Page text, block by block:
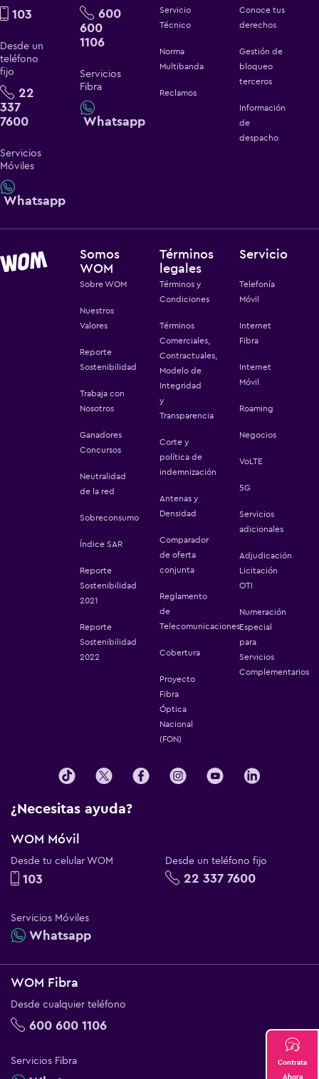
103
Desde un
teléfono
fijo
22
337
7600
Servicios
Móviles
Whatsapp
600
600
1106
Servicios
Fibra
Whatsapp
Servicio
Técnico
Norma
Multibanda
Reclamos
Conoce tus
derechos
Gestión de
bloqueo
terceros
Información
de
despacho
Somos
WOM
Sobre WOM
Nuestros
Valores
Reporte
Sostenibilidad
Trabaja con
Nosotros
Ganadores
Concursos
Neutralidad
de la red
Sobreconsumo
Índice SAR
Reporte
Sostenibilidad
2021
Reporte
Sostenibilidad
2022
Términos
legales
Términos y
Condiciones
Términos
Comerciales,
Contractuales,
Modelo de
Integridad
y
Transparencia
Corte y
política de
indemnización
Antenas y
Densidad
Comparador
de oferta
conjunta
Reglamento
de
Telecomunicaciones
Cobertura
Proyecto
Fibra
Óptica
Nacional
(FON)
Servicio
Telefonía
Móvil
Internet
Fibra
Internet
Móvil
Roaming
Negocios
VoLTE
5G
Servicios
adicionales
Adjudicación
Licitación
OTI
Numeración
Especial
para
Servicios
Complementarios
¿Necesitas ayuda?
WOM Móvil
Desde tu celular WOM
103
Desde un teléfono fijo
22 337 7600
Servicios Móviles
Whatsapp
WOM Fibra
Desde cualquier teléfono
600 600 1106
Servicios Fibra
Contrata
Ahora